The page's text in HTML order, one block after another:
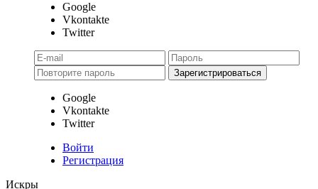
Google
Vkontakte
Twitter
Google
Vkontakte
Twitter
Войти
Регистрация
Искры